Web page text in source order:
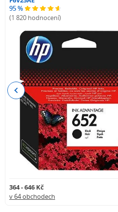
95 %
(1 820 hodnocení)
364 - 646 Kč
v 64 obchodech
Previous